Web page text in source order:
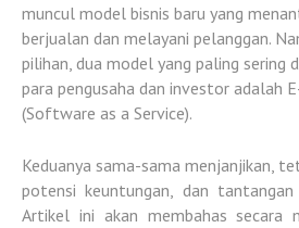
muncul model bisnis baru yang
berjualan dan melayani pelanggan.
pilihan, dua model yang paling sering
para pengusaha dan investor adalah
(Software as a Service).
Keduanya sama-sama menjanjikan,
potensi keuntungan, dan
Artikel ini akan membahas secara